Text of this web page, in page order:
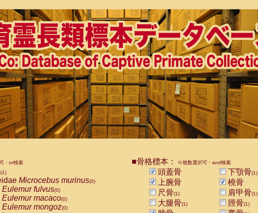
・or検索
(1)
Microcebus murinus(0)
Eulemur fulvus(0)
Eulemur macaco(0)
Eulemur mongoz(0)
■骨格標本： ※複数選択可・and検索
頭蓋骨 下顎骨(1)
上腕骨
橈骨
尺骨(1) 肩甲骨(1)
大腿骨(1) 脛骨(1)